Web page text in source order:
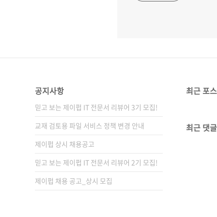
공지사항
믿고 보는 제이펍 IT 전문서 리뷰어 3기 모집!
교재 검토용 파일 서비스 정책 변경 안내
제이펍 상시 채용공고
믿고 보는 제이펍 IT 전문서 리뷰어 2기 모집!
제이펍 채용 공고_상시 모집
최근 포
최근 댓글